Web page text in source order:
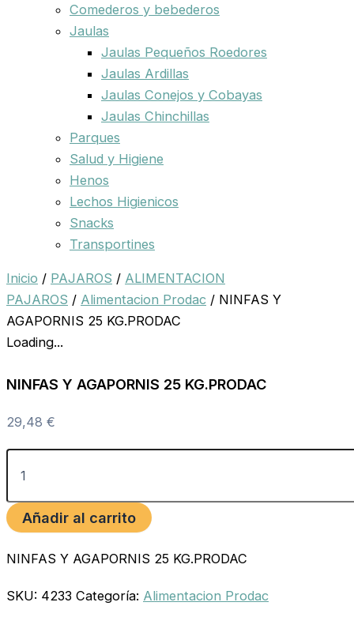
Comederos y bebederos
Jaulas
Jaulas Pequeños Roedores
Jaulas Ardillas
Jaulas Conejos y Cobayas
Jaulas Chinchillas
Parques
Salud y Higiene
Henos
Lechos Higienicos
Snacks
Transportines
Inicio / PAJAROS / ALIMENTACION
PAJAROS / Alimentacion Prodac / NINFAS Y
AGAPORNIS 25 KG.PRODAC
Loading...
NINFAS Y AGAPORNIS 25 KG.PRODAC
29,48 €
Añadir al carrito
NINFAS Y AGAPORNIS 25 KG.PRODAC
SKU: 4233 Categoría: Alimentacion Prodac